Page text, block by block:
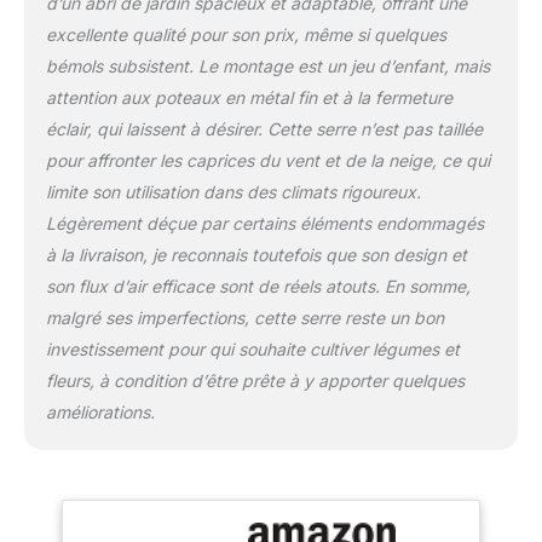
renforcées des fenêtres
améliorent la résistance à
la déchirure. Les bords
de la couverture allongés
peuvent être lestés ou
enterrés dans le sol pour
améliorer l'isolation et
l'étanchéité. Conception
spacieuse et accessible :
Avec une surface
spacieuse de
590x295x198
cm/19,36x9,68x6,50
pieds, ce tunnel de serre
accessible est idéal pour
une variété de besoins
plusieurs étagères pour
plantes, ce qui le rend
excellente qualité pour son prix, même si quelques
bémols subsistent. Le montage est un jeu d’enfant, mais
attention aux poteaux en métal fin et à la fermeture
éclair, qui laissent à désirer. Cette serre n’est pas taillée
pour affronter les caprices du vent et de la neige, ce qui
limite son utilisation dans des climats rigoureux.
Légèrement déçue par certains éléments endommagés
à la livraison, je reconnais toutefois que son design et
son flux d’air efficace sont de réels atouts. En somme,
malgré ses imperfections, cette serre reste un bon
investissement pour qui souhaite cultiver légumes et
fleurs, à condition d’être prête à y apporter quelques
améliorations.